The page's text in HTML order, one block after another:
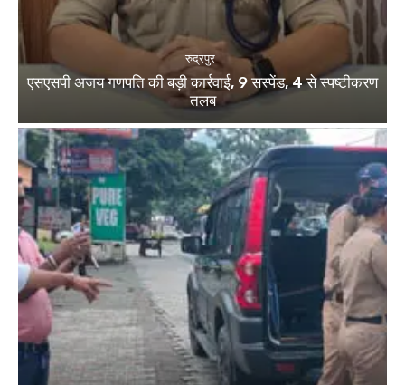
रुद्रपुर
एसएसपी अजय गणपति की बड़ी कार्रवाई, 9 सस्पेंड, 4 से स्पष्टीकरण
तलब